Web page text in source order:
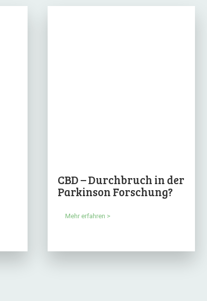
CBD – Durchbruch in der
Parkinson Forschung?
Mehr erfahren >